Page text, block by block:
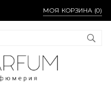
МОЯ КОРЗИНА (0)